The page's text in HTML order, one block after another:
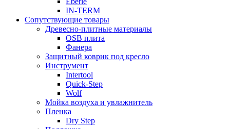
IN-TERM
Сопутствующие товары
Древесно-плитные материалы
OSB плита
Фанера
Защитный коврик под кресло
Инструмент
Intertool
Quick-Step
Wolf
Мойка воздуха и увлажнитель
Пленка
Dry Step